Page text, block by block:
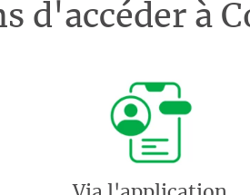
d'accéder à